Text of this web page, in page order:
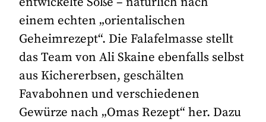
einem echten „orientalischen
Geheimrezept“. Die Falafelmasse stellt
das Team von Ali Skaine ebenfalls selbst
aus Kichererbsen, geschälten
Favabohnen und verschiedenen
Gewürze nach „Omas Rezept“ her. Dazu